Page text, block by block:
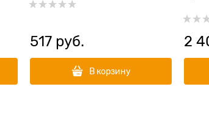
517 руб.
В корзину
2